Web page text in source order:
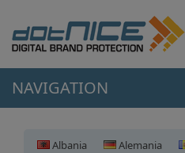
NAVIGATION
Albania Alemania